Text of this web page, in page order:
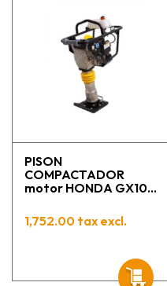
PISON
COMPACTADOR
motor HONDA GX100
1,752.00 tax excl.